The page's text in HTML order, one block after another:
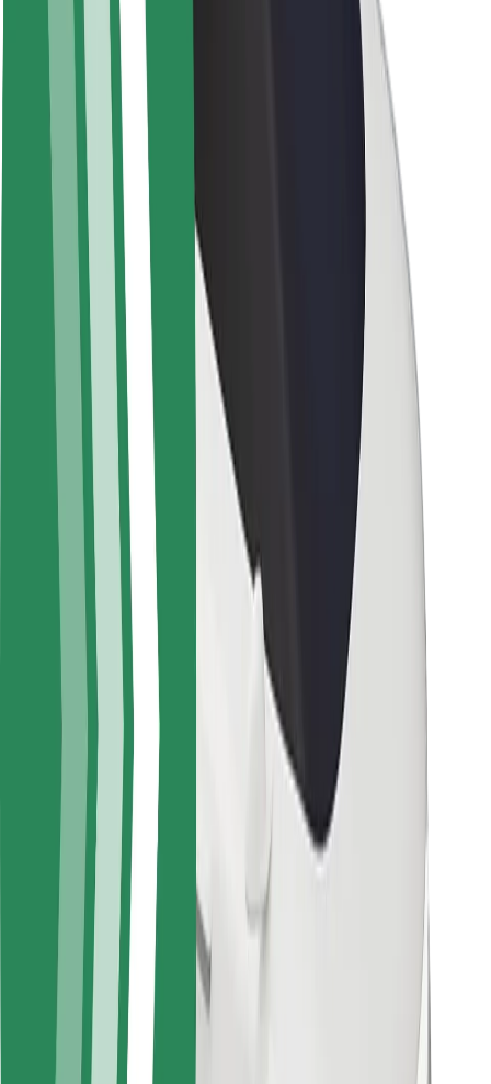
Bolt haqqında
Bolt-da davamlılıq
Project Zero
Bloq
Xəbər otağı
Brend təlimatları
Missiya
İnvestorlarla əlaqələr
Rəhbərlik
Brend
Media
Urban Fondu
Təhlükəsizlik
Sərnişin təhlükəsizliyi
Sürücü təhlükəsizliyi
Skuter təhlükəsizliyi
Təhlükəsizlik Laboratoriyası
Şəhərlər
Məkanlar
Şəhər mühiti üçün həllər
Hava limanları
Bolt enerji doldurma stansiyaları
Sərnişinlər üçün
Sürücülər üçün
Kuryerlər üçün
Bolt Food
Avtopark sahibləri üçün